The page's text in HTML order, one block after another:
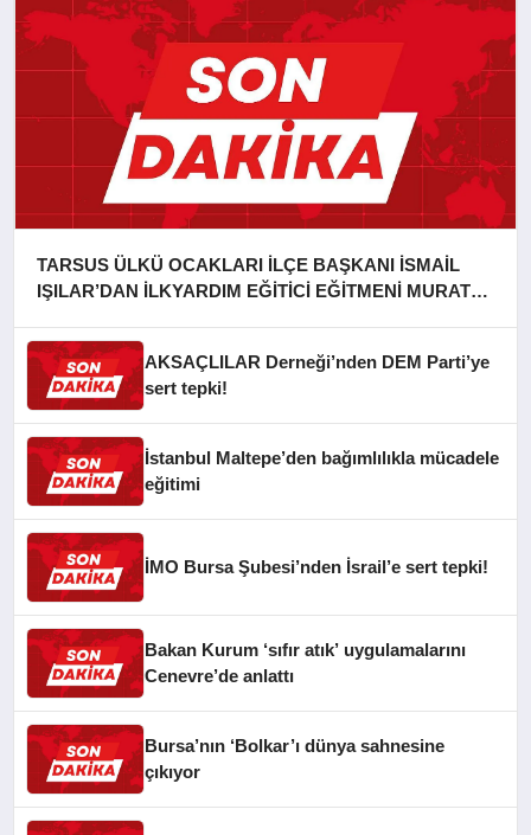
TARSUS ÜLKÜ OCAKLARI İLÇE BAŞKANI İSMAİL
IŞILAR’DAN İLKYARDIM EĞİTİCİ EĞİTMENİ MURAT
AKSAÇLILAR Derneği’nden DEM Parti’ye
sert tepki!
İstanbul Maltepe’den bağımlılıkla mücadele
eğitimi
İMO Bursa Şubesi’nden İsrail’e sert tepki!
Bakan Kurum ‘sıfır atık’ uygulamalarını
Cenevre’de anlattı
Bursa’nın ‘Bolkar’ı dünya sahnesine
çıkıyor